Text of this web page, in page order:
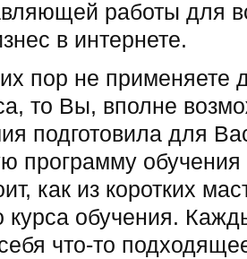
работы для
в интернете.
пор не применяете
то Вы, вполне
подготовила для
программу
как из коротких
курса обучения.
что-то